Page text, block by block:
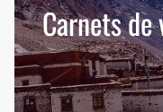
Carnets